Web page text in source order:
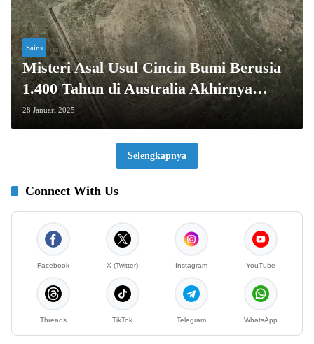
Sains
Misteri Asal Usul Cincin Bumi Berusia
1.400 Tahun di Australia Akhirnya
Terkuak
28 Januari 2025
Selengkapnya
Connect With Us
Facebook X (Twitter) Instagram YouTube
Threads TikTok Telegram WhatsApp